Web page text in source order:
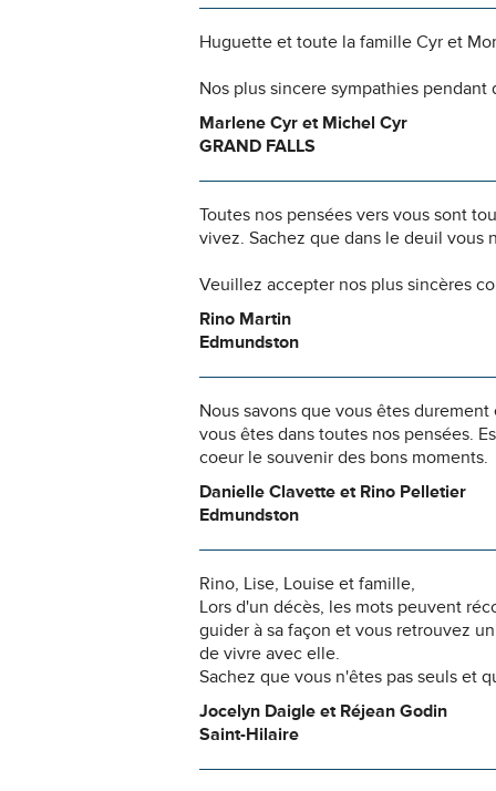
Huguette et toute la famille Cyr et
Nos plus sincere sympathies
Marlene Cyr et Michel Cyr
GRAND FALLS
Toutes nos pensées vers vous sont
vivez. Sachez que dans le deuil vous
Veuillez accepter nos plus sincères
Rino Martin
Edmundston
Nous savons que vous êtes
vous êtes dans toutes nos pensées.
coeur le souvenir des bons moments.
Danielle Clavette et Rino Pelletier
Edmundston
Rino, Lise, Louise et famille,
Lors d'un décès, les mots peuvent
guider à sa façon et vous retrouvez
de vivre avec elle.
Sachez que vous n'êtes pas seuls et
Jocelyn Daigle et Réjean Godin
Saint-Hilaire